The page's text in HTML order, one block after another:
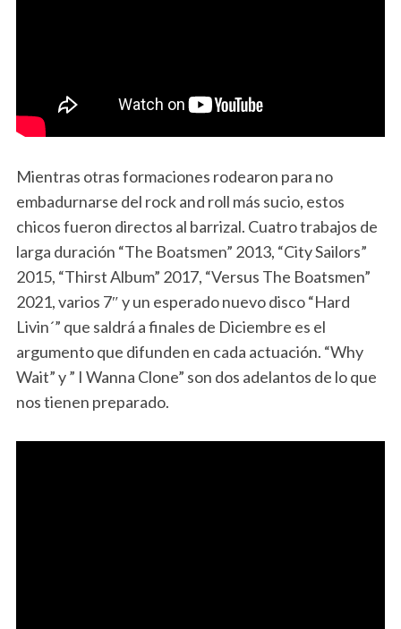
Mientras otras formaciones rodearon para no
embadurnarse del rock and roll más sucio, estos
chicos fueron directos al barrizal. Cuatro trabajos de
larga duración “The Boatsmen” 2013, “City Sailors”
2015, “Thirst Album” 2017, “Versus The Boatsmen”
2021, varios 7″ y un esperado nuevo disco “Hard
Livin´” que saldrá a finales de Diciembre es el
argumento que difunden en cada actuación. “Why
Wait” y ” I Wanna Clone” son dos adelantos de lo que
nos tienen preparado.